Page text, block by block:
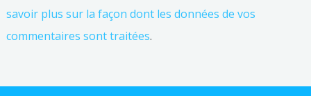
savoir plus sur la façon dont les données de vos
commentaires sont traitées.